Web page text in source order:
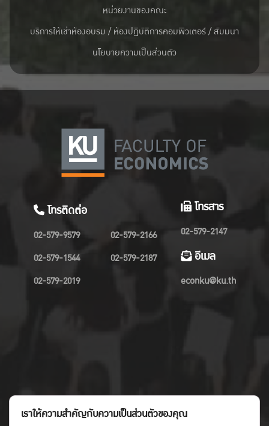
หน่วยงานของคณะ
บริการให้เช่าห้องอบรม / ห้องปฏิบัติการคอมพิวเตอร์ / สัมมนา
นโยบายความเป็นส่วนตัว
โทรติดต่อ
02-579-9579
02-579-1544
02-579-2019
02-579-2166
02-579-2187
โทรสาร
02-579-2147
อีเมล
econku@ku.th
เราให้ความสำคัญกับความเป็นส่วนตัวของคุณ